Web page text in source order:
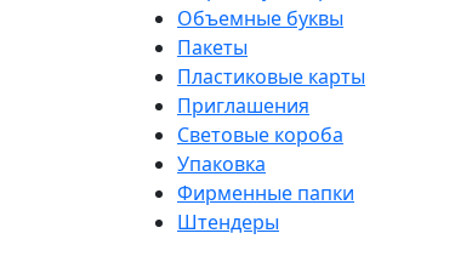
Объемные буквы
Пакеты
Пластиковые карты
Приглашения
Световые короба
Упаковка
Фирменные папки
Штендеры